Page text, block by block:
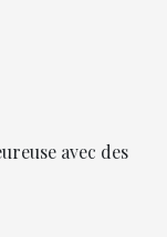
avec des